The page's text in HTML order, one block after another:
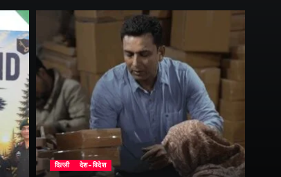
दिल्ली देश-विदेश